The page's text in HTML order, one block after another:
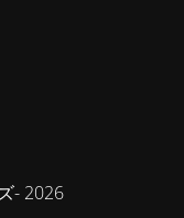
- 2026